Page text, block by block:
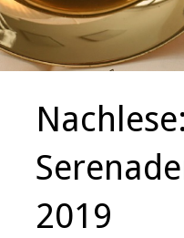
Nachlese:
2019